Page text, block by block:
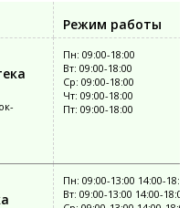
Режим работы
Пн: 09:00-18:00
Вт: 09:00-18:00
Ср: 09:00-18:00
Чт: 09:00-18:00
Пт: 09:00-18:00
Пн: 09:00-13:00 14:00-
Вт: 09:00-13:00 14:00-18:00